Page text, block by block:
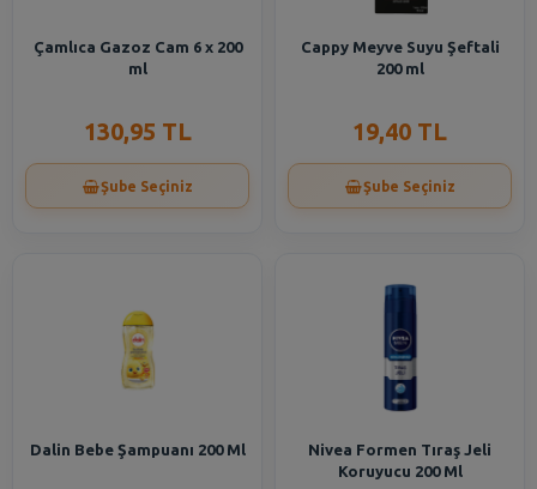
Çamlıca Gazoz Cam 6 x 200
ml
130,95 TL
Şube Seçiniz
Cappy Meyve Suyu Şeftali
200 ml
19,40 TL
Şube Seçiniz
Dalin Bebe Şampuanı 200 Ml
Nivea Formen Tıraş Jeli
Koruyucu 200 Ml